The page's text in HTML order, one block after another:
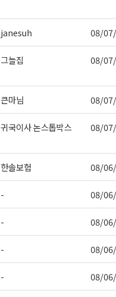
janesuh 08/
그늘집 08/
큰마님 08/
귀국이사 논스톱박스 08/
한솔보험 08/
- 08/
- 08/
- 08/
- 08/